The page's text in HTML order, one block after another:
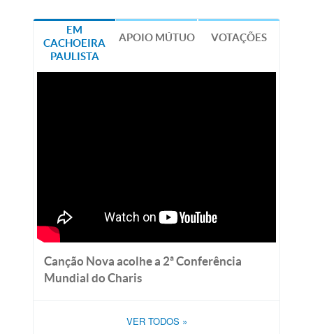
EM
CACHOEIRA
PAULISTA
APOIO MÚTUO VOTAÇÕES
Canção Nova acolhe a 2ª Conferência
Mundial do Charis
VER TODOS »